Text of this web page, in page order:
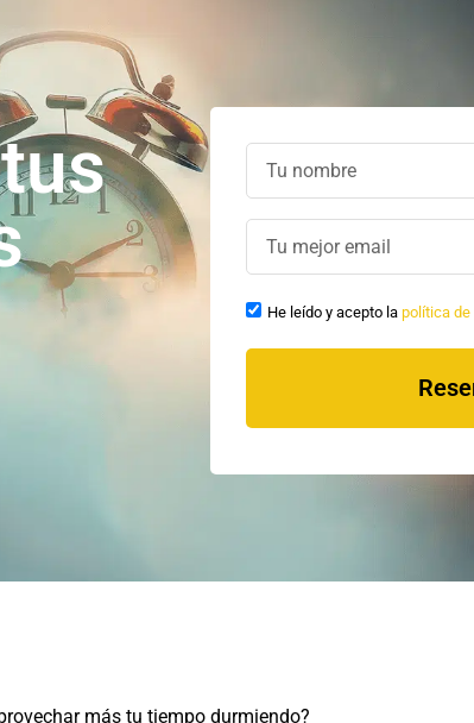
He leído y acepto la política de
más tu tiempo durmiendo?